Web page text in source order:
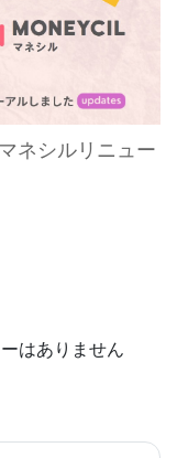
ネシルリニュー
はありません